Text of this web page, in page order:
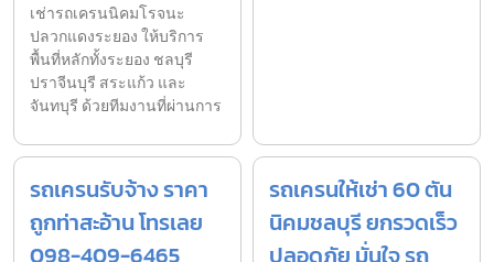
เช่ารถเครนนิคมโรจนะ
ปลวกแดงระยอง ให้บริการ
พื้นที่หลักทั้งระยอง ชลบุรี
ปราจีนบุรี สระแก้ว และ
จันทบุรี ด้วยทีมงานที่ผ่านการ
รถเครนรับจ้าง ราคา
ถูกท่าสะอ้าน โทรเลย
098-409-6465
รถเครนให้เช่า 60 ตัน
นิคมชลบุรี ยกรวดเร็ว
ปลอดภัย มั่นใจ รถ